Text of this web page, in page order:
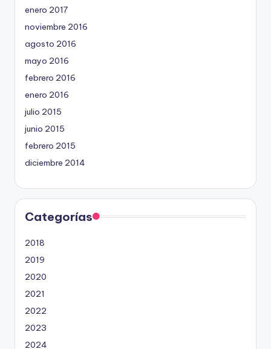
enero 2017
noviembre 2016
agosto 2016
mayo 2016
febrero 2016
enero 2016
julio 2015
junio 2015
febrero 2015
diciembre 2014
Categorías
2018
2019
2020
2021
2022
2023
2024